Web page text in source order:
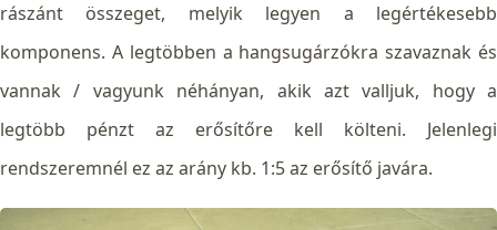
rászánt összeget, melyik legyen a legértékesebb
komponens. A legtöbben a hangsugárzókra szavaznak és
vannak / vagyunk néhányan, akik azt valljuk, hogy a
legtöbb pénzt az erősítőre kell költeni. Jelenlegi
rendszeremnél ez az arány kb. 1:5 az erősítő javára.